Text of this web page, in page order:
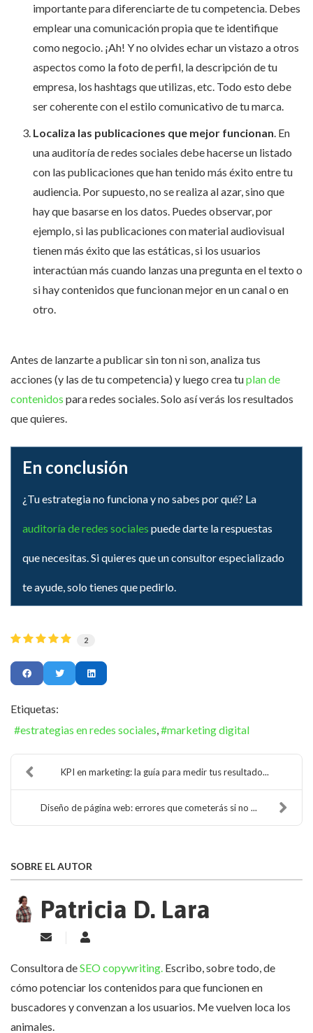
importante para diferenciarte de tu competencia. Debes
emplear una comunicación propia que te identifique
como negocio. ¡Ah! Y no olvides echar un vistazo a otros
aspectos como la foto de perfil, la descripción de tu
empresa, los hashtags que utilizas, etc. Todo esto debe
ser coherente con el estilo comunicativo de tu marca.
Localiza las publicaciones que mejor funcionan. En
una auditoría de redes sociales debe hacerse un listado
con las publicaciones que han tenido más éxito entre tu
audiencia. Por supuesto, no se realiza al azar, sino que
hay que basarse en los datos. Puedes observar, por
ejemplo, si las publicaciones con material audiovisual
tienen más éxito que las estáticas, si los usuarios
interactúan más cuando lanzas una pregunta en el texto o
si hay contenidos que funcionan mejor en un canal o en
otro.
Antes de lanzarte a publicar sin ton ni son, analiza tus
acciones (y las de tu competencia) y luego crea tuplan de
contenidos para redes sociales. Solo así verás los resultados
que quieres.
En conclusión
¿Tu estrategia no funciona y no sabes por qué? La
auditoría de redes sociales puede darte la respuestas
que necesitas. Si quieres que un consultor especializado
te ayude, solo tienes que pedirlo.
2
Etiquetas:
estrategias en redes sociales
marketing digital
KPI en marketing: la guía para medir tus resultado...
Diseño de página web: errores que cometerás si no ...
SOBRE EL AUTOR
Patricia D. Lara
Suscribirse a las actualizaciones
Patricia D. Lara
Consultora deSEO copywriting. Escribo, sobre todo, de
cómo potenciar los contenidos para que funcionen en
buscadores y convenzan a los usuarios. Me vuelven loca los
animales.